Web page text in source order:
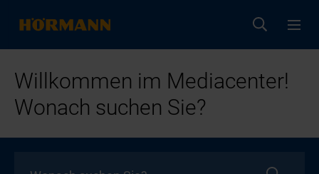
Willkommen im Mediacenter!
Wonach suchen Sie?